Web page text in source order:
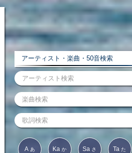
アーティスト・楽曲・50音検索
A あ Ka か Sa さ Ta た